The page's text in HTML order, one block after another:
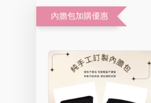
內膽包加購優惠